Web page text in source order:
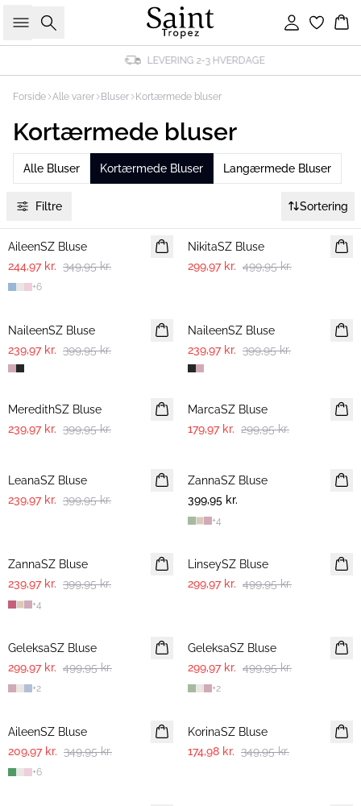
Søg Log ind
LEVERING 2-3 HVERDAGE
Forside Alle varer Bluser Kortærmede bluser
Kortærmede bluser
Alle Bluser Kortærmede Bluser Langærmede Bluser
Filtre Sortering
30%
AileenSZ Bluse
244,97 kr. 349,95 kr.
+6
NikitaSZ Bluse
299,97 kr. 499,95 kr.
NaileenSZ Bluse
239,97 kr. 399,95 kr.
NaileenSZ Bluse
239,97 kr. 399,95 kr.
-40%
MeredithSZ Bluse
239,97 kr. 399,95 kr.
-40%
MarcaSZ Bluse
179,97 kr. 299,95 kr.
LeanaSZ Bluse
239,97 kr. 399,95 kr.
ZannaSZ Bluse
399,95 kr.
+4
ZannaSZ Bluse
239,97 kr. 399,95 kr.
+4
LinseySZ Bluse
299,97 kr. 499,95 kr.
GeleksaSZ Bluse
299,97 kr. 499,95 kr.
+2
GeleksaSZ Bluse
299,97 kr. 499,95 kr.
+2
AileenSZ Bluse
209,97 kr. 349,95 kr.
+6
KorinaSZ Bluse
174,98 kr. 349,95 kr.